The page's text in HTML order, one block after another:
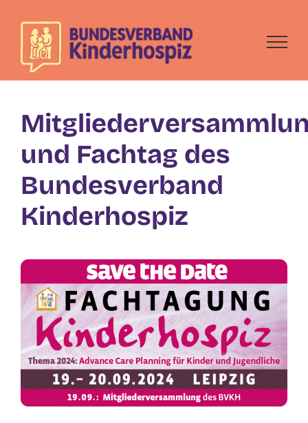
content
und Fachtag des
Bundesverband
Kinderhospiz